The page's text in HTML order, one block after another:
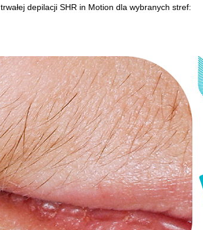
trwałej depilacji SHR in Motion dla wybranych stref: